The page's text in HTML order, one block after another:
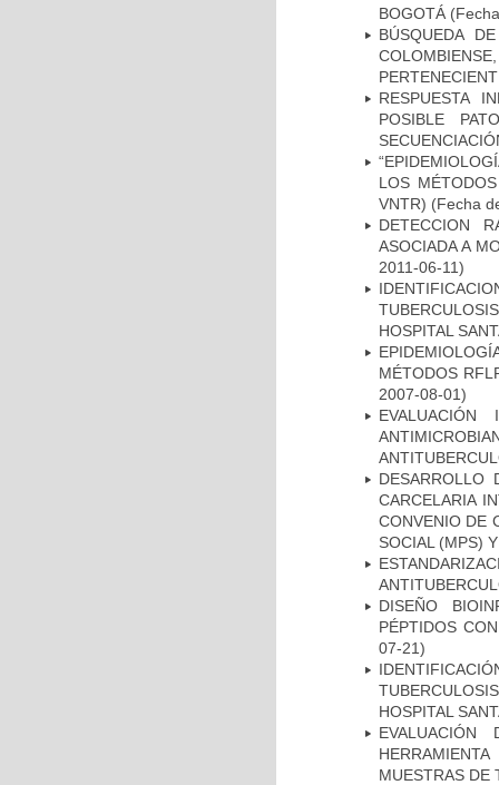
BOGOTÁ
BÚSQUEDA
RESPUESTA
POSIBLE
LOS
VNTR) (Fecha
DETECCION
ASOCIADA A
2011-06-11)
HOSPITAL
MÉTODOS
2007-08-01)
CARCELARIA
CONVENIO DE
SOCIAL (MPS)
DISEÑO
PÉPTIDOS
07-21)
HOSPITAL
MUESTRAS DE